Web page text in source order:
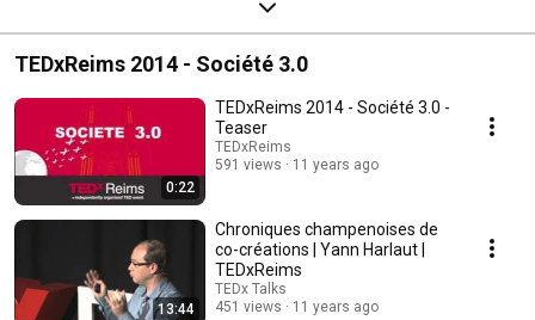
TEDxReims 2014 - Société 3.0
0:22
TEDxReims 2014 - Société 3.0 -
Teaser
TEDxReims
591 views
11 years ago
13:44
Chroniques champenoises de
co-créations | Yann Harlaut |
TEDxReims
TEDx Talks
451 views
11 years ago